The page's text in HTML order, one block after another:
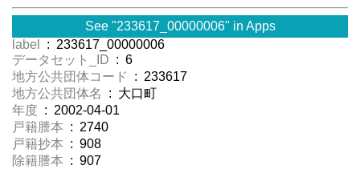
See "233617_00000006" in Apps
label
: 233617_00000006
データセット_ID : 6
地方公共団体コード
: 233617
地方公共団体名
: 大口町
年度 : 2002-04-01
戸籍謄本 : 2740
戸籍抄本 : 908
除籍謄本 : 907